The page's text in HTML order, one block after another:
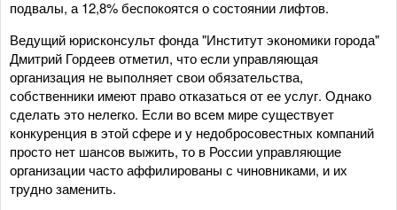
подвалы, а 12,8% беспокоятся о состоянии лифтов.
Ведущий юрисконсульт фонда "Институт экономики города"
Дмитрий Гордеев отметил, что если управляющая
организация не выполняет свои обязательства,
собственники имеют право отказаться от ее услуг. Однако
сделать это нелегко. Если во всем мире существует
конкуренция в этой сфере и у недобросовестных компаний
просто нет шансов выжить, то в России управляющие
организации часто аффилированы с чиновниками, и их
трудно заменить.